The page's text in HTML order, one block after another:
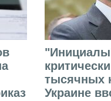
тысячных
Украине